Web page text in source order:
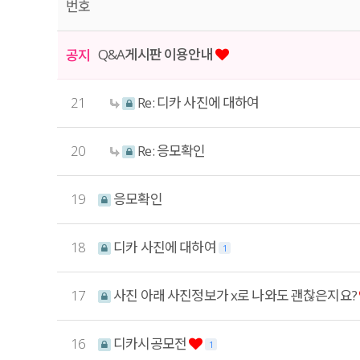
번호
공지 Q&A게시판 이용안내
21 Re: 디카 사진에 대하여
20 Re: 응모확인
19 응모확인
18 디카 사진에 대하여 1
17 사진 아래 사진정보가 x로 나와도 괜찮은지요?
16 디카시공모전 1